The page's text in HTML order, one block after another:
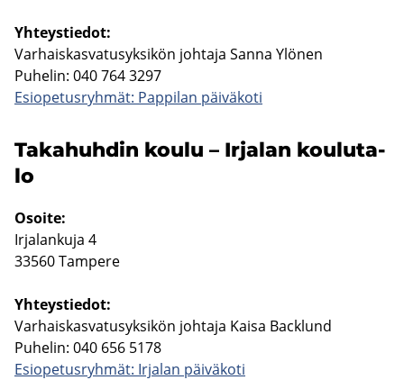
Yh­teys­tie­dot:
Var­hais­kas­va­tusyk­si­kön joh­ta­ja Sanna Ylö­nen
Pu­he­lin: 040 764 3297
Esio­pe­tus­ryh­mät: Pap­pi­lan päi­vä­ko­ti
Ta­ka­huh­din koulu – Ir­ja­lan kou­lu­ta­
lo
Osoi­te:
Ir­ja­lan­ku­ja 4
33560 Tam­pe­re
Yh­teys­tie­dot:
Var­hais­kas­va­tusyk­si­kön joh­ta­ja Kaisa Backlund
Pu­he­lin: 040 656 5178
Esio­pe­tus­ryh­mät: Ir­ja­lan päi­vä­ko­ti